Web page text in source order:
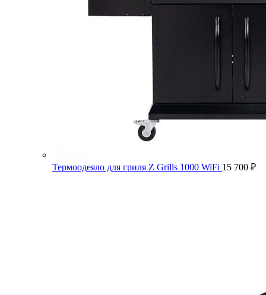
Термоодеяло для гриля Z Grills 1000 WiFi 15 700 ₽